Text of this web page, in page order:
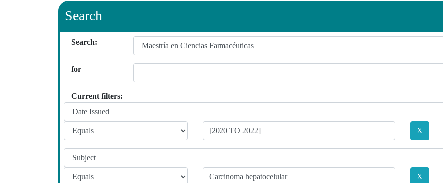
Search
Search:
for
Current filters: